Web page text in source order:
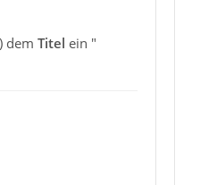
dem Titel ein "